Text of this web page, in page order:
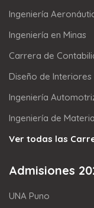
Ingeniería
Ingeniería en Minas
Carrera de
Diseño de Interiores
Ingeniería
Ingeniería de
Ver todas las
Admisiones
UNA Puno